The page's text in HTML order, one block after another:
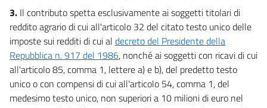
35
35 bis
36
36 bis
36 ter
3. Il contributo spetta esclusivamente ai soggetti titolari di
reddito agrario di cui all'articolo 32 del citato testo unico delle
imposte sui redditi di cui al decreto del Presidente della
Repubblica n. 917 del 1986, nonché ai soggetti con ricavi di cui
all'articolo 85, comma 1, lettere a) e b), del predetto testo
unico o con compensi di cui all'articolo 54, comma 1, del
medesimo testo unico, non superiori a 10 milioni di euro nel